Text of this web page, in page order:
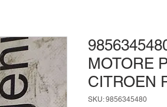
MOTORE
CITROEN
SKU: 9856345480